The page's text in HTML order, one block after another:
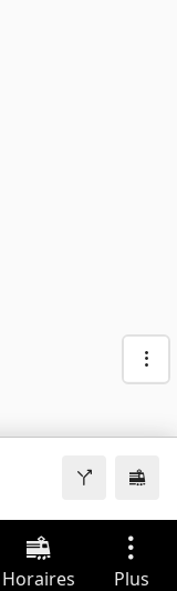
Horaires Plus